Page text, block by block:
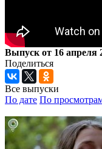
Выпуск от 16 апреля
Поделиться
Все выпуски
По дате По